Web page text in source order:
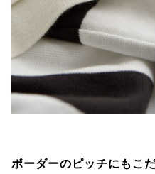
ボーダーのピッチにもこ